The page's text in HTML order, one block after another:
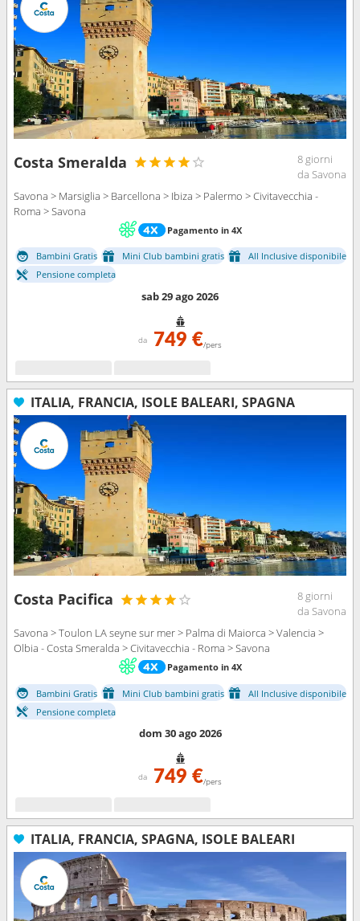
Costa Smeralda
8 giorni
da Savona
Savona > Marsiglia > Barcellona > Ibiza > Palermo > Civitavecchia -
Roma > Savona
Pagamento in 4X
Bambini Gratis Mini Club bambini gratis
All Inclusive disponibile
Pensione completa
sab 29 ago 2026
da 749 €/pers
ITALIA, FRANCIA, ISOLE BALEARI, SPAGNA
Costa Pacifica
8 giorni
da Savona
Savona > Toulon LA seyne sur mer > Palma di Maiorca > Valencia >
Olbia - Costa Smeralda > Civitavecchia - Roma > Savona
Pagamento in 4X
Bambini Gratis Mini Club bambini gratis
All Inclusive disponibile
Pensione completa
dom 30 ago 2026
da 749 €/pers
ITALIA, FRANCIA, SPAGNA, ISOLE BALEARI